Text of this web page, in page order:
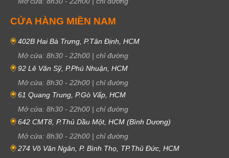
CỬA HÀNG MIỀN NAM
402B Hai Bà Trưng, P.Tân Định, HCM
Mở cửa: 8h30 - 22h00 | chỉ đường
92 Lê Văn Sỹ, P.Phú Nhuận, HCM
Mở cửa: 8h30 - 22h00 | chỉ đường
61 Quang Trung, P.Gò Vấp, HCM
Mở cửa: 8h30 - 22h00 | chỉ đường
642 CMT8, P.Thủ Dầu Một, HCM (Bình Dương)
Mở cửa: 8h30 - 22h00 | chỉ đường
274 Võ Văn Ngân, P. Bình Thọ, TP.Thủ Đức, HCM